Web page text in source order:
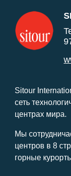
Sitour
сеть
центрах мира.
Мы
центров в 8
горные